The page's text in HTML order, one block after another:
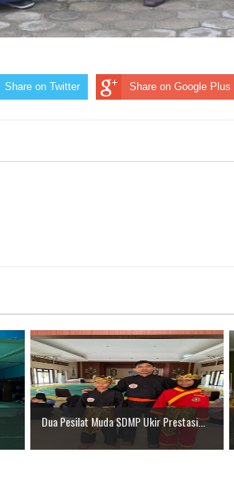
Share on Twitter Share on Google Plus
Dua Pesilat Muda SDMP Ukir Prestasi...